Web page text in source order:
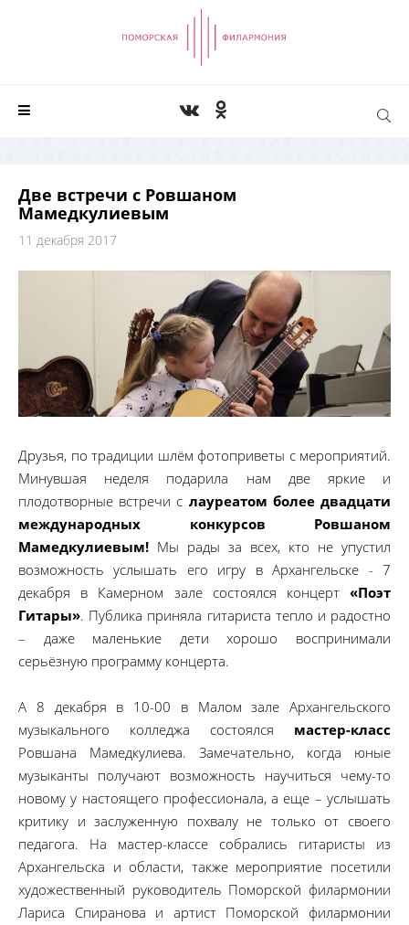
Две встречи с Ровшаном
Мамедкулиевым
11 декабря 2017
Друзья, по традиции шлём фотоприветы с мероприятий.
Минувшая неделя подарила нам две яркие и
плодотворные встречи с лауреатом более двадцати
международных конкурсов Ровшаном
Мамедкулиевым! Мы рады за всех, кто не упустил
возможность услышать его игру в Архангельске - 7
декабря в Камерном зале состоялся концерт «Поэт
Гитары». Публика приняла гитариста тепло и радостно
– даже маленькие дети хорошо воспринимали
серьёзную программу концерта.
А 8 декабря в 10-00 в Малом зале Архангельского
музыкального колледжа состоялся мастер-класс
Ровшана Мамедкулиева. Замечательно, когда юные
музыканты получают возможность научиться чему-то
новому у настоящего профессионала, а еще – услышать
критику и заслуженную похвалу не только от своего
педагога. На мастер-классе собрались гитаристы из
Архангельска и области, также мероприятие посетили
художественный руководитель Поморской филармонии
Лариса Спиранова и артист Поморской филармонии